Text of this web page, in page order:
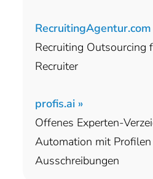
RecruitingAgentur.com
Recruiting Outsourcing
Recruiter
profis.ai »
Offenes Experten-
Automation mit
Ausschreibungen